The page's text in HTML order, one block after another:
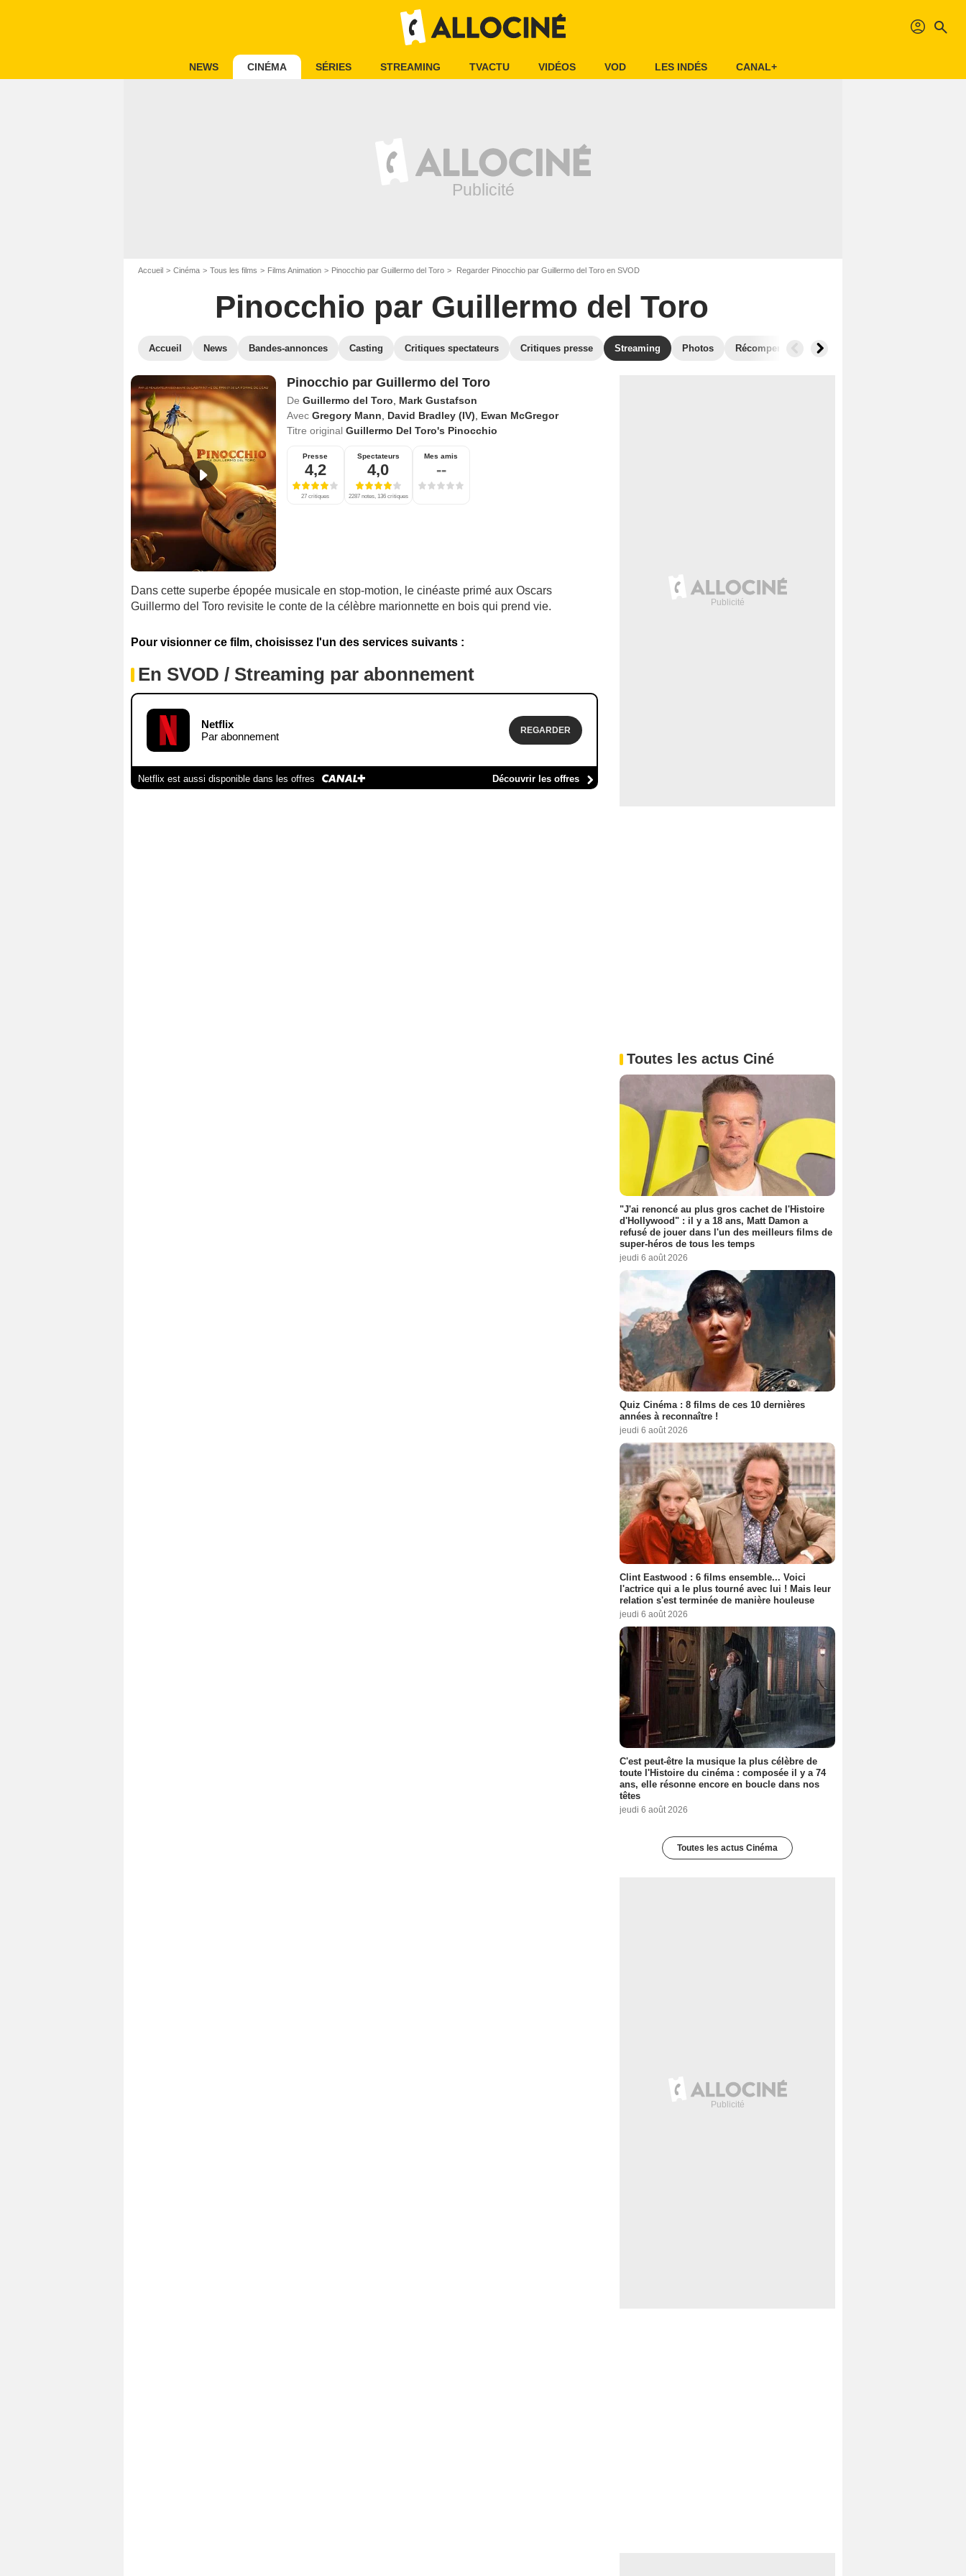
profil search
NEWS CINÉMA SÉRIES STREAMING TVACTU VIDÉOS VOD LES INDÉS CANAL+
Accueil Cinéma Tous les films Films Animation Pinocchio par Guillermo del Toro Regarder Pinocchio par Guillermo del Toro en SVOD
Pinocchio par Guillermo del Toro
Accueil News Bandes-annonces Casting Critiques spectateurs Critiques presse Streaming Photos Récompenses Films similaires
Pinocchio par Guillermo del Toro
De Guillermo del Toro
Mark Gustafson
Avec Gregory Mann David Bradley (IV)
Ewan McGregor
Titre original Guillermo Del Toro's Pinocchio
Presse
4,2
27 critiques
Spectateurs
4,0
2287 notes, 136 critiques
Mes amis
--
Dans cette superbe épopée musicale en stop-motion, le cinéaste primé aux Oscars
Guillermo del Toro revisite le conte de la célèbre marionnette en bois qui prend vie.
Pour visionner ce film, choisissez l'un des services suivants :
En SVOD / Streaming par abonnement
Netflix
Par abonnement
REGARDER
Netflix est aussi disponible dans les offres Découvrir les offres
Toutes les actus Ciné
"J'ai renoncé au plus gros cachet de l'Histoire
d'Hollywood" : il y a 18 ans, Matt Damon a
refusé de jouer dans l'un des meilleurs films de
super-héros de tous les temps
jeudi 6 août 2026
Quiz Cinéma : 8 films de ces 10 dernières
années à reconnaître !
jeudi 6 août 2026
Clint Eastwood : 6 films ensemble... Voici
l'actrice qui a le plus tourné avec lui ! Mais leur
relation s'est terminée de manière houleuse
jeudi 6 août 2026
C'est peut-être la musique la plus célèbre de
toute l'Histoire du cinéma : composée il y a 74
ans, elle résonne encore en boucle dans nos
têtes
jeudi 6 août 2026
Toutes les actus Cinéma